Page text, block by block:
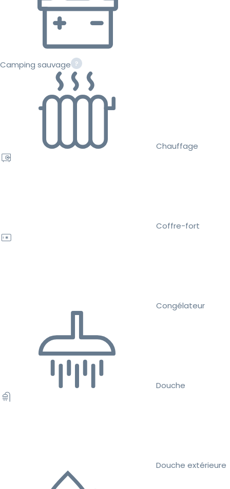
Camping sauvage
Chauffage
Coffre-fort
Congélateur
Douche
Douche extérieure